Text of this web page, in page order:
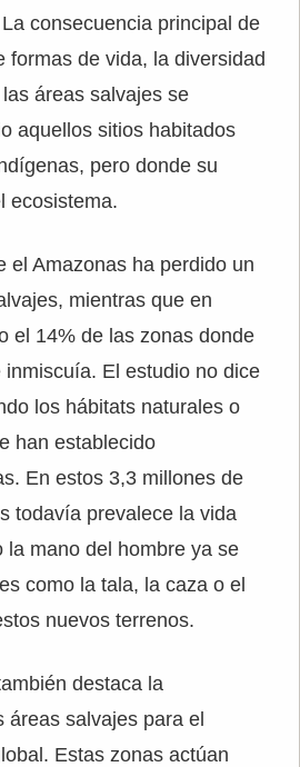
consecuencia principal de
formas de vida, la diversidad
áreas salvajes se
aquellos sitios habitados
pero donde su
ecosistema.
el Amazonas ha perdido un
mientras que en
el 14% de las zonas donde
El estudio no dice
los hábitats naturales o
han establecido
En estos 3,3 millones de
todavía prevalece la vida
la mano del hombre ya se
como la tala, la caza o el
nuevos terrenos.
destaca la
áreas salvajes para el
Estas zonas actúan